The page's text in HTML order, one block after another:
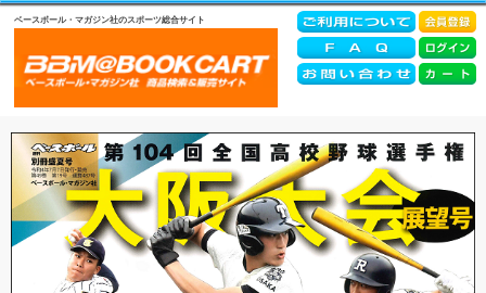
ベースボール・マガジン社のスポーツ総合サイト